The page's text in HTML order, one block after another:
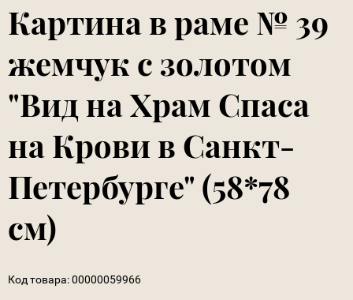
Картина в раме № 39
жемчук с золотом
"Вид на Храм Спаса
на Крови в Санкт-
Петербурге" (58*78
см)
Код товара:00000059966